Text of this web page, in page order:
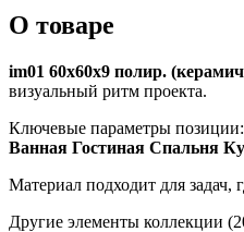
О товаре
im01 60x60x9 полир.
визуальный ритм проекта.
Ключевые параметры
Ванная Гостиная Спальня
Материал подходит для задач,
Другие элементы коллекции